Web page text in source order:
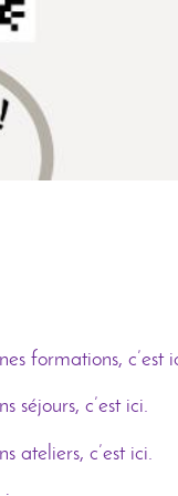
formations, c’est
séjours, c’est ici.
ateliers, c’est ici.